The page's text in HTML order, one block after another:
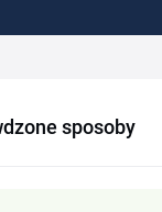
sposoby